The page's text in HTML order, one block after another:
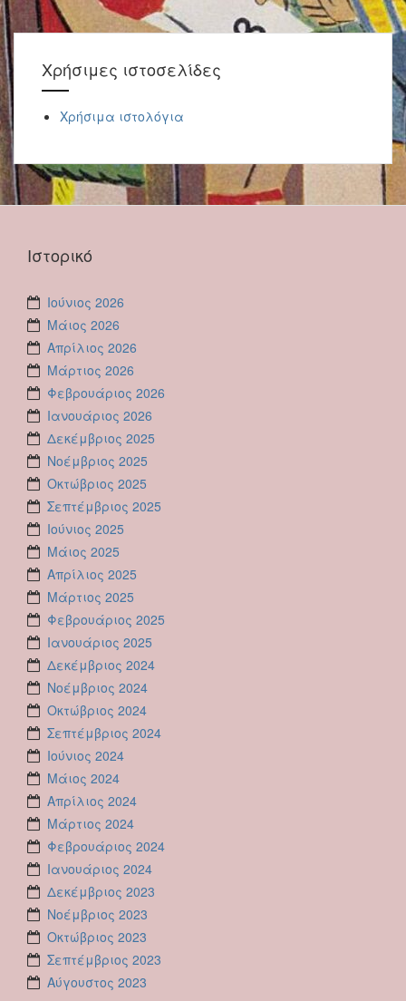
Χρήσιμες ιστοσελίδες
Χρήσιμα ιστολόγια
Ιστορικό
Ιούνιος 2026
Μάιος 2026
Απρίλιος 2026
Μάρτιος 2026
Φεβρουάριος 2026
Ιανουάριος 2026
Δεκέμβριος 2025
Νοέμβριος 2025
Οκτώβριος 2025
Σεπτέμβριος 2025
Ιούνιος 2025
Μάιος 2025
Απρίλιος 2025
Μάρτιος 2025
Φεβρουάριος 2025
Ιανουάριος 2025
Δεκέμβριος 2024
Νοέμβριος 2024
Οκτώβριος 2024
Σεπτέμβριος 2024
Ιούνιος 2024
Μάιος 2024
Απρίλιος 2024
Μάρτιος 2024
Φεβρουάριος 2024
Ιανουάριος 2024
Δεκέμβριος 2023
Νοέμβριος 2023
Οκτώβριος 2023
Σεπτέμβριος 2023
Αύγουστος 2023